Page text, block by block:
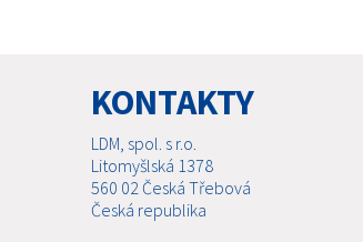
KONTAKTY
LDM, spol. s r.o.
Litomyšlská 1378
560 02 Česká Třebová
Česká republika